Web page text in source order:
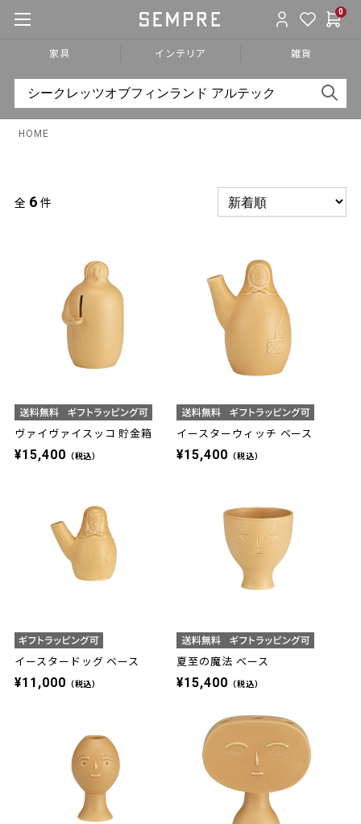
0
家具 インテリア 雑貨
HOME
全 6 件
ヴァイヴァイスッコ 貯金箱
¥15,400 （税込）
イースターウィッチ ベース
¥15,400 （税込）
イースタードッグ ベース
¥11,000 （税込）
夏至の魔法 ベース
¥15,400 （税込）